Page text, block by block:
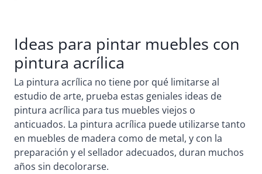
Ideas para pintar muebles con
pintura acrílica
La pintura acrílica no tiene por qué limitarse al
estudio de arte, prueba estas geniales ideas de
pintura acrílica para tus muebles viejos o
anticuados. La pintura acrílica puede utilizarse tanto
en muebles de madera como de metal, y con la
preparación y el sellador adecuados, duran muchos
años sin decolorarse.